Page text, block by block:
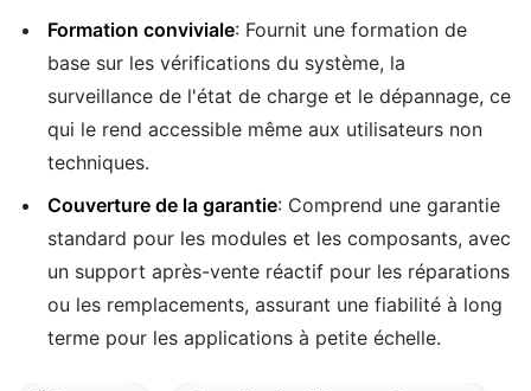
Formation conviviale: Fournit une formation de
base sur les vérifications du système, la
surveillance de l'état de charge et le dépannage, ce
qui le rend accessible même aux utilisateurs non
techniques.
Couverture de la garantie: Comprend une garantie
standard pour les modules et les composants, avec
un support après-vente réactif pour les réparations
ou les remplacements, assurant une fiabilité à long
terme pour les applications à petite échelle.